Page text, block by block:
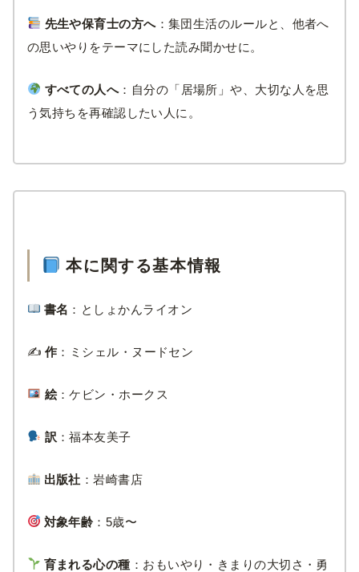
先生や保育士の方へ：集団生活のルールと、他者へ
の思いやりをテーマにした読み聞かせに。
すべての人へ：自分の「居場所」や、大切な人を思
う気持ちを再確認したい人に。
本に関する基本情報
書名 ：としょかんライオン
✍️ 作 ：ミシェル・ヌードセン
絵：ケビン・ホークス
訳 ：福本友美子
出版社 ：岩崎書店
対象年齢：5歳〜
育まれる心の種 ：おもいやり・きまりの大切さ・勇